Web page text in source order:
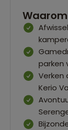
parken
Verken
Kerio